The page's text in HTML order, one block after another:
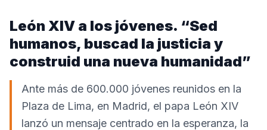
León XIV a los jóvenes. “Sed
humanos, buscad la justicia y
construid una nueva humanidad”
Ante más de 600.000 jóvenes reunidos en la
Plaza de Lima, en Madrid, el papa León XIV
lanzó un mensaje centrado en la esperanza, la